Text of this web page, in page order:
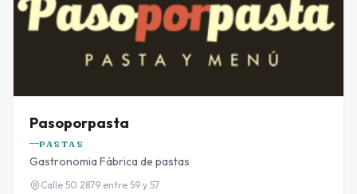
Pasoporpasta
PASTAS
Gastronomia Fábrica de pastas
Calle 50 2879 entre 59 y 57